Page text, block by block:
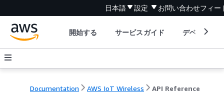
日本語 設定 お問い合わせフィー
開始する サービスガイド デベロッパ
Documentation AWS IoT Wireless API Reference